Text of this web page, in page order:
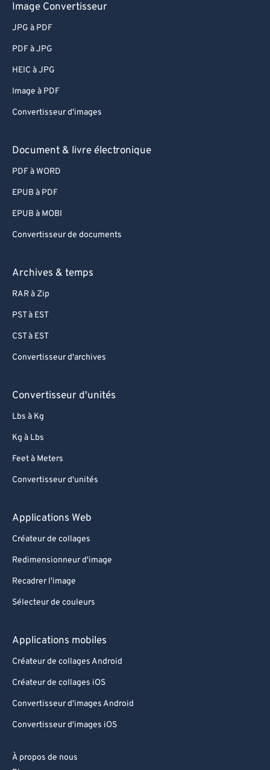
Image Convertisseur
JPG à PDF
PDF à JPG
HEIC à JPG
Image à PDF
Convertisseur d'images
Document & livre électronique
PDF à WORD
EPUB à PDF
EPUB à MOBI
Convertisseur de documents
Archives & temps
RAR à Zip
PST à EST
CST à EST
Convertisseur d'archives
Convertisseur d'unités
Lbs à Kg
Kg à Lbs
Feet à Meters
Convertisseur d'unités
Applications Web
Créateur de collages
Redimensionneur d'image
Recadrer l'image
Sélecteur de couleurs
Applications mobiles
Créateur de collages Android
Créateur de collages iOS
Convertisseur d'images Android
Convertisseur d'images iOS
À propos de nous